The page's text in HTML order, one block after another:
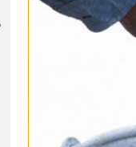
האתר הנהדר הזה !
שונים. בחרתי
התוצאות מעולות.